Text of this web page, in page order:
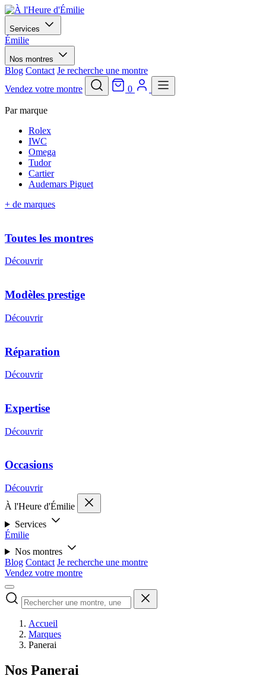
Services
Émilie
Nos montres
Blog Contact Je recherche une montre
Vendez votre montre
0
Par marque
Rolex
IWC
Omega
Tudor
Cartier
Audemars Piguet
+ de marques
Toutes les montres
Découvrir
Modèles prestige
Découvrir
Réparation
Découvrir
Expertise
Découvrir
Occasions
Découvrir
À l'Heure d'Émilie
Services
Émilie
Nos montres
Blog Contact Je recherche une montre
Vendez votre montre
Accueil
Marques
Panerai
Nos Panerai